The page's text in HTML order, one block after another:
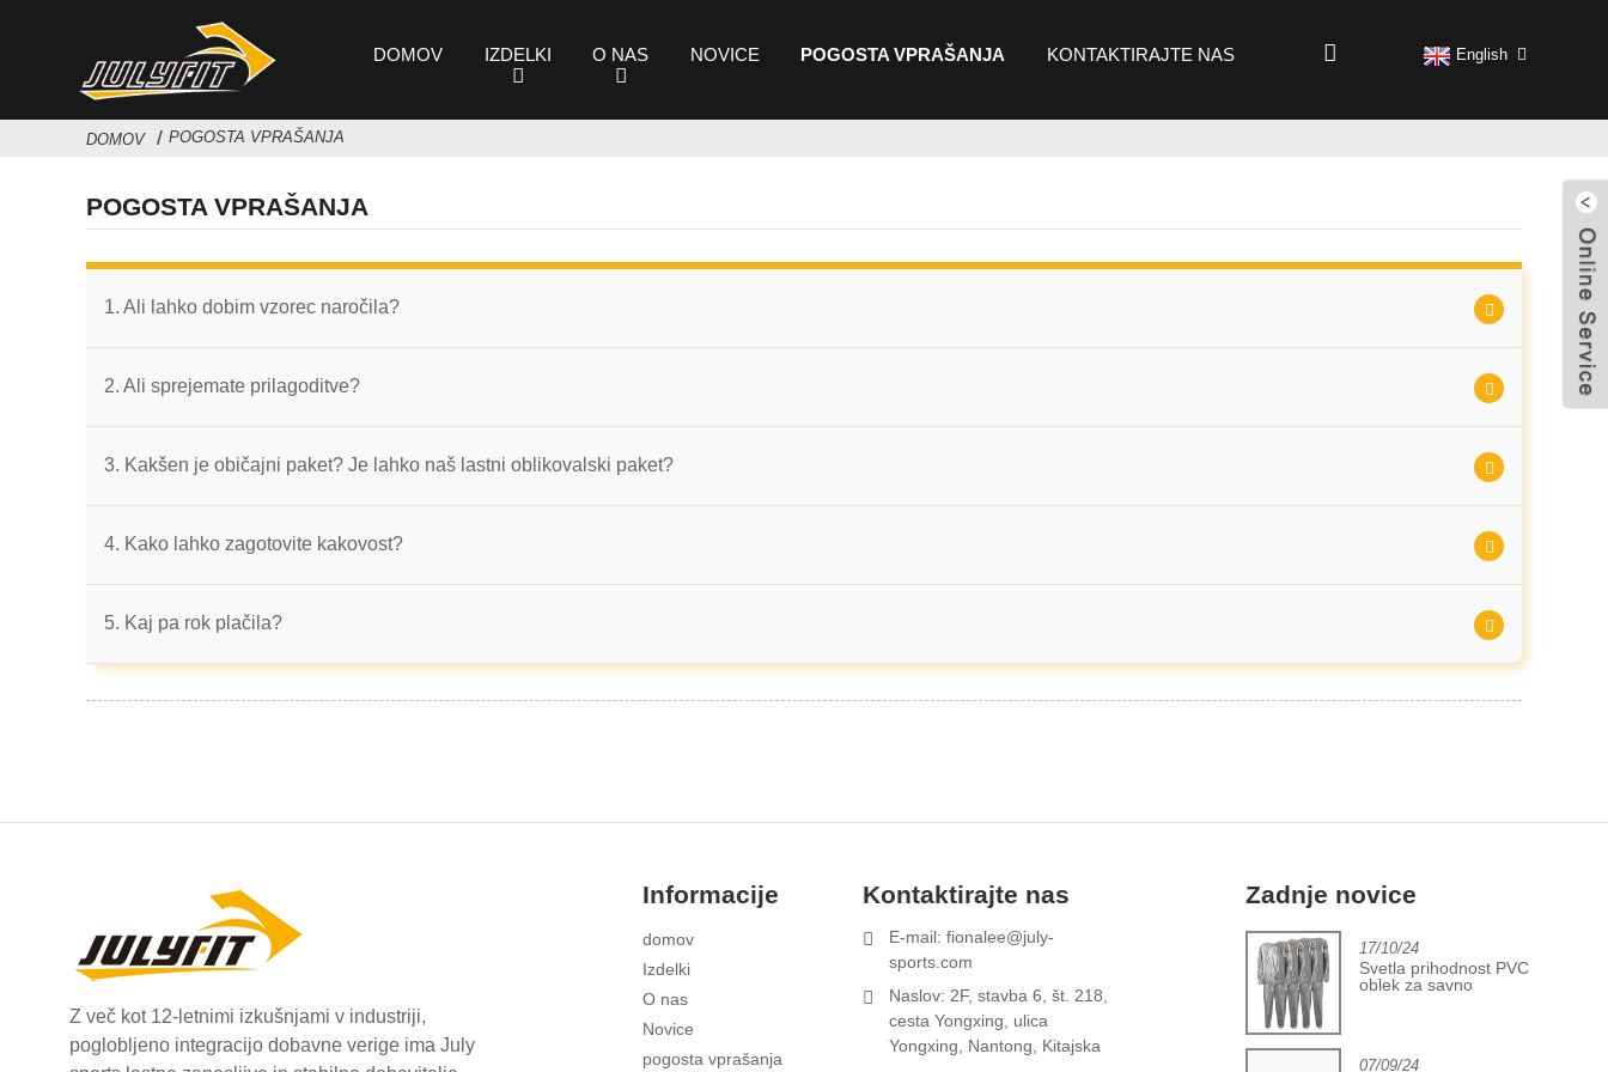
DOMOV IZDELKI O NAS NOVICE POGOSTA VPRAŠANJA KONTAKTIRAJTE NAS English
DOMOV POGOSTA VPRAŠANJA
POGOSTA VPRAŠANJA
1. Ali lahko dobim vzorec naročila?
2. Ali sprejemate prilagoditve?
3. Kakšen je običajni paket? Je lahko naš lastni oblikovalski paket?
4. Kako lahko zagotovite kakovost?
5. Kaj pa rok plačila?
Z več kot 12-letnimi izkušnjami v industriji,
poglobljeno integracijo dobavne verige ima July
Informacije
domov
Izdelki
O nas
Novice
pogosta vprašanja
Kontaktirajte nas
E-mail: fionalee@july-
sports.com
Naslov: 2F, stavba 6, št. 218,
cesta Yongxing, ulica
Yongxing, Nantong, Kitajska
Zadnje novice
17/10/24
Svetla prihodnost PVC
oblek za savno
07/09/24